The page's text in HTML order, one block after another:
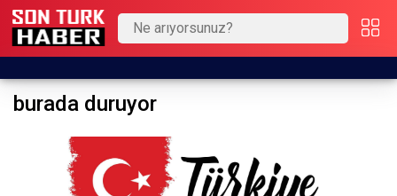
burada duruyor